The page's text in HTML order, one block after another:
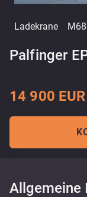
Ladekrane
Palfinger
14 900
Allgemeine